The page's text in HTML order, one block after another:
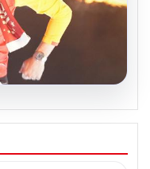
sürpriz!
pay